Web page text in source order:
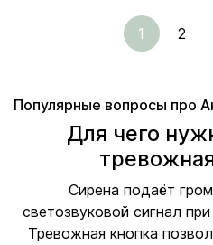
1 2
Популярные вопросы про
Для чего
Сирена подаёт
светозвуковой сигнал
Тревожная кнопка